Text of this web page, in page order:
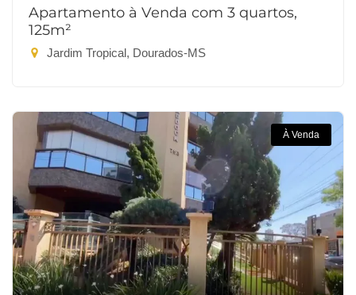
Apartamento à Venda com 3 quartos,
125m²
Jardim Tropical, Dourados-MS
À Venda